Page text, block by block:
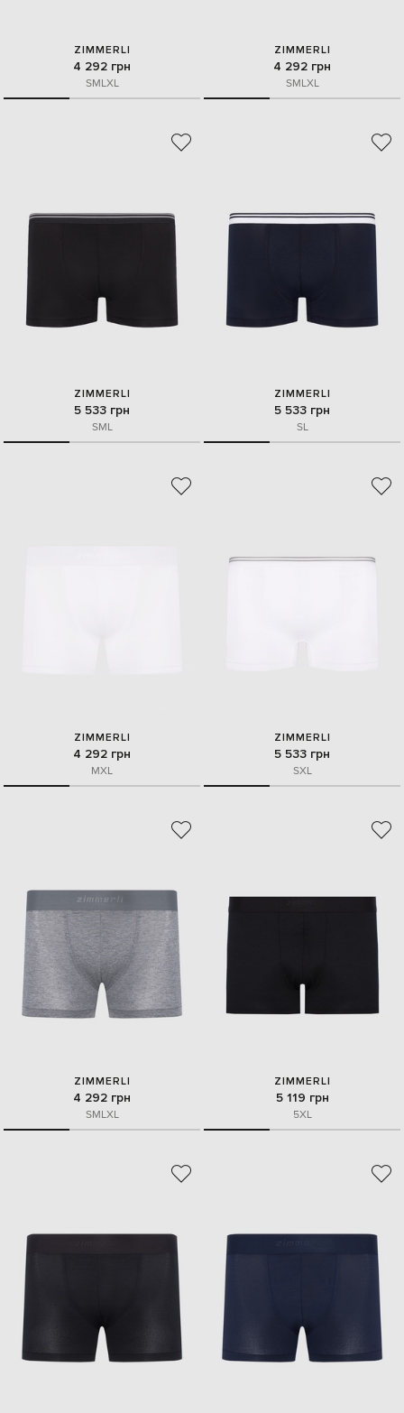
ZIMMERLI
4 292 грн
SMLXL
ZIMMERLI
4 292 грн
SMLXL
ZIMMERLI
5 533 грн
SML
ZIMMERLI
5 533 грн
SL
ZIMMERLI
4 292 грн
MXL
ZIMMERLI
5 533 грн
SXL
ZIMMERLI
4 292 грн
SMLXL
ZIMMERLI
5 119 грн
5XL